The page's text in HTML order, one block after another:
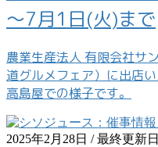
～7月1日(火)まで
農業生産法人 有限会社サ
道グルメフェア）に出店
高島屋での様子です。
2025年2月28日 / 最終更新